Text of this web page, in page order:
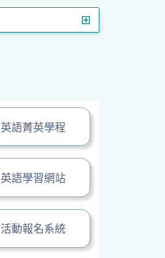
英語菁英學程
英語學習網站
活動報名系統